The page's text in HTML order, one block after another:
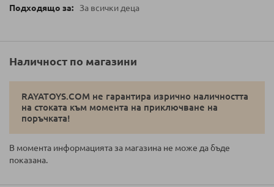
За всички деца
Наличност по магазини
RAYATOYS.COM не гарантира изрично наличността
на стоката към момента на приключване на
поръчката!
В момента информацията за магазина не може да бъде
показана.